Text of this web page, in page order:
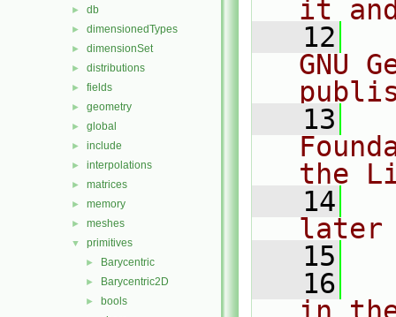
► db
► dimensionedTypes
► dimensionSet
► distributions
► fields
► geometry
► global
► include
► interpolations
► matrices
► memory
► meshes
▼ primitives
► Barycentric
► Barycentric2D
► bools
it
   12
GNU
   13
the
   14
later
   15
   16